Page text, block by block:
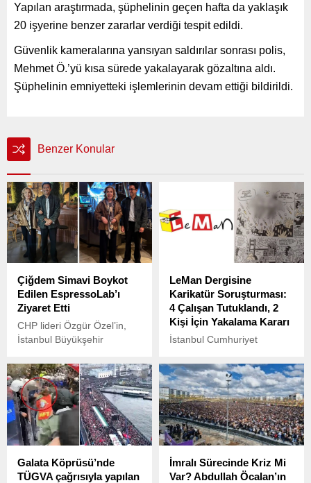
Yapılan araştırmada, şüphelinin geçen hafta da yaklaşık
20 işyerine benzer zararlar verdiği tespit edildi.
Güvenlik kameralarına yansıyan saldırılar sonrası polis,
Mehmet Ö.’yü kısa sürede yakalayarak gözaltına aldı.
Şüphelinin emniyetteki işlemlerinin devam ettiği bildirildi.
Benzer Konular
Çiğdem Simavi Boykot
Edilen EspressoLab’ı
Ziyaret Etti
CHP lideri Özgür Özel’in,
İstanbul Büyükşehir
Ekrem İmamoğlu’nun
tutuklanmasını protesto
eden yüz binlerce kişiye yer
vermediği gerekçesiyle
başlattığı boykot çağrısının
etkileri devam ediyor.
LeMan Dergisine
Karikatür Soruşturması:
4 Çalışan Tutuklandı, 2
Kişi İçin Yakalama Kararı
İstanbul Cumhuriyet
dergisinde yayımlanan ve
Peygamber Efendimize
saygısızlık olarak
değerlendirilen karikatürle
ilgili başlattığı soruşturma
kapsamında 4 dergi çalışanı
yakalama kararı çıkarıldı.
Galata Köprüsü’nde
TÜGVA çağrısıyla yapılan
İmralı Sürecinde Kriz Mi
Var? Abdullah Öcalan’ın